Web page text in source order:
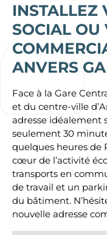
INSTALLEZ
SOCIAL OU
ANVERS
Face à la Gare
et du centre-ville
adresse idéalement
seulement 30
quelques heures de
cœur de l’activité
transports en
de travail et un
du bâtiment.
nouvelle adresse